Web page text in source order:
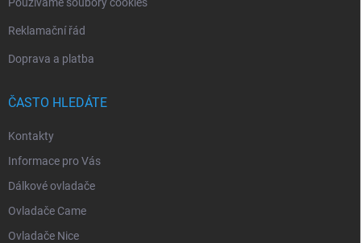
Reklamační řád
Doprava a platba
ČASTO HLEDÁTE
Kontakty
Informace pro Vás
Dálkové ovladače
Ovladače Came
Ovladače Nice